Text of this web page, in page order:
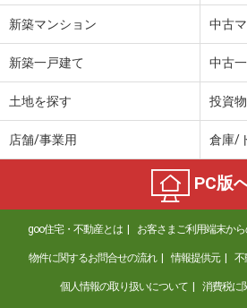
新築マンション 中古
新築一戸建て 中古
土地を探す 投資
店舗/事業用 倉庫/
PC版
goo住宅・不動産とは お客さまご利用端末か
物件に関するお問合せの流れ 情報提供元 不
個人情報の取り扱いについて 消費税に